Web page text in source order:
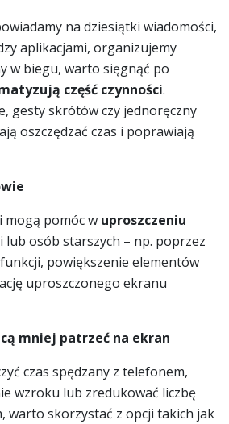
na dziesiątki wiadomości,
aplikacjami, organizujemy
w biegu, warto sięgnąć po
część czynności.
gesty skrótów czy jednoręczny
oszczędzać czas i poprawiają
mogą pomóc w uproszczeniu
lub osób starszych – np. poprzez
powiększenie elementów
uproszczonego ekranu
mniej patrzeć na ekran
czas spędzany z telefonem,
wzroku lub zredukować liczbę
warto skorzystać z opcji takich jak